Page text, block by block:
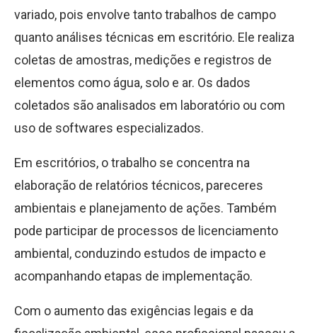
variado, pois envolve tanto trabalhos de campo
quanto análises técnicas em escritório. Ele realiza
coletas de amostras, medições e registros de
elementos como água, solo e ar. Os dados
coletados são analisados em laboratório ou com
uso de softwares especializados.
Em escritórios, o trabalho se concentra na
elaboração de relatórios técnicos, pareceres
ambientais e planejamento de ações. Também
pode participar de processos de licenciamento
ambiental, conduzindo estudos de impacto e
acompanhando etapas de implementação.
Com o aumento das exigências legais e da